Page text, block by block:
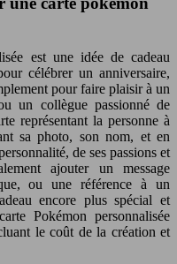
est une idée de cadeau
célébrer un anniversaire,
pour faire plaisir à un
un collègue passionné de
représentant la personne à
sa photo, son nom, et en
de ses passions et
ajouter un message
ou une référence à un
encore plus spécial et
Pokémon personnalisée
le coût de la création et